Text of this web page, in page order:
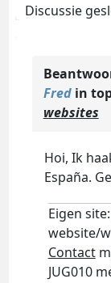
Discussie
Fredin
websites
Hoi, Ik
España.
Eigen site:
website/
Contact
JUG010